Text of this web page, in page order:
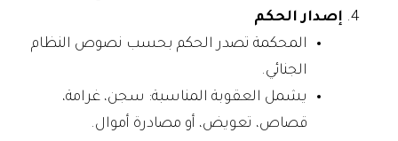
إصدار الحكم
المحكمة تصدر الحكم بحسب نصوص النظام
الجنائي.
يشمل العقوبة المناسبة: سجن، غرامة،
قصاص، تعويض، أو مصادرة أموال.